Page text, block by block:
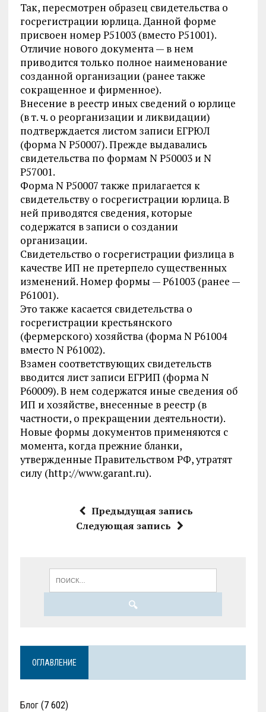
Так, пересмотрен образец свидетельства о
госрегистрации юрлица. Данной форме
присвоен номер Р51003 (вместо Р51001).
Отличие нового документа — в нем
приводится только полное наименование
созданной организации (ранее также
сокращенное и фирменное).
Внесение в реестр иных сведений о юрлице
(в т. ч. о реорганизации и ликвидации)
подтверждается листом записи ЕГРЮЛ
(форма N Р50007). Прежде выдавались
свидетельства по формам N Р50003 и N
Р57001.
Форма N Р50007 также прилагается к
свидетельству о госрегистрации юрлица. В
ней приводятся сведения, которые
содержатся в записи о создании
организации.
Свидетельство о госрегистрации физлица в
качестве ИП не претерпело существенных
изменений. Номер формы — Р61003 (ранее —
Р61001).
Это также касается свидетельства о
госрегистрации крестьянского
(фермерского) хозяйства (форма N Р61004
вместо N Р61002).
Взамен соответствующих свидетельств
вводится лист записи ЕГРИП (форма N
Р60009). В нем содержатся иные сведения об
ИП и хозяйстве, внесенные в реестр (в
частности, о прекращении деятельности).
Новые формы документов применяются с
момента, когда прежние бланки,
утвержденные Правительством РФ, утратят
силу (http://www.garant.ru).
Предыдущая запись
Следующая запись
ОГЛАВЛЕНИЕ
Блог(7 602)